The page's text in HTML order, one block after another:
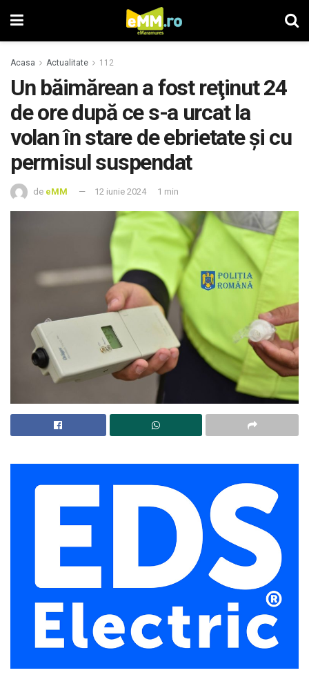
Acasa Actualitate 112
Un băimărean a fost reţinut 24
de ore după ce s-a urcat la
volan în stare de ebrietate și cu
permisul suspendat
de eMM 12 iunie 2024 1 min